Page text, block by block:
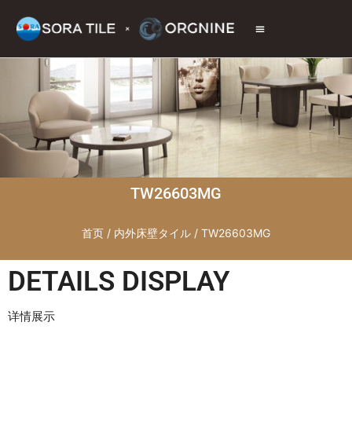
TW26603MG
首页 / 内外床壁タイル / TW26603MG
DETAILS DISPLAY
详情展示